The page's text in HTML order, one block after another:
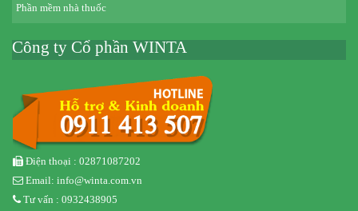
Phần mềm nhà thuốc
Công ty Cổ phần WINTA
Điện thoại : 02871087202
Email: info@winta.com.vn
Tư vấn : 0932438905